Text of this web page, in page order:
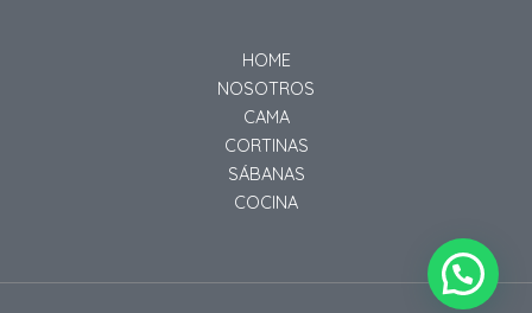
HOME
NOSOTROS
CAMA
CORTINAS
SÁBANAS
COCINA